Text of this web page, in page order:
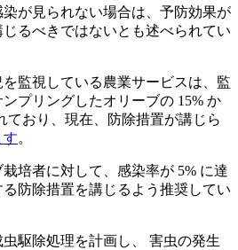
が見られない場合は、予防効果が
るべきではないとも述べられてい
を監視している農業サービスは、監
プリングしたオリーブの 15% か
ており、現在、防除措置が講じら
す。
培者に対して、感染率が 5% に達
防除措置を講じるよう推奨してい
虫駆除処理を計画し、 害虫の発生